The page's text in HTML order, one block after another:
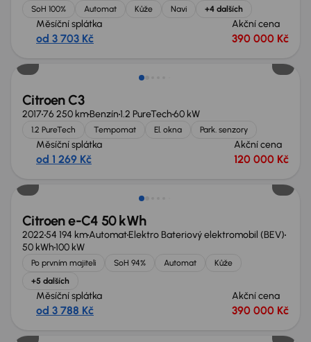
SoH 100% Automat Kůže Navi +4 dalších
Měsíční splátka
od 3 703 Kč
Akční cena
390 000 Kč
Citroen C3
201776 250 kmBenzín1.2 PureTech60 kW
1.2 PureTech Tempomat El. okna Park. senzory
Měsíční splátka
od 1 269 Kč
Akční cena
120 000 Kč
Možnost odpočtu DPH
Citroen e-C4 50 kWh
202254 194 kmAutomatElektro Bateriový elektromobil (BEV)
50 kWh100 kW
Po prvním majiteli SoH 94% Automat
Kůže
+5 dalších
Měsíční splátka
od 3 788 Kč
Akční cena
390 000 Kč